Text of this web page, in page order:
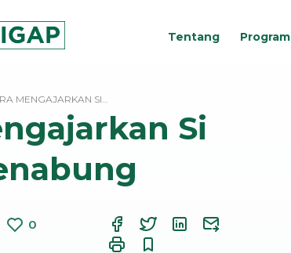
Tentang Program
MENGAJARKAN SI…
Si
0